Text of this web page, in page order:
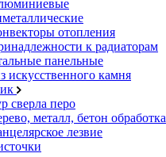
отопления
к радиаторам
панельные
искусственного камня
сверла перо
металл, бетон обработка
лезвие